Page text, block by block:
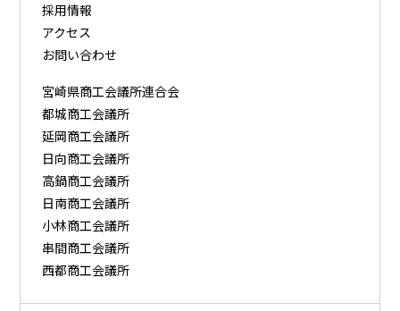
採用情報
アクセス
お問い合わせ
宮崎県商工会議所連合会
都城商工会議所
延岡商工会議所
日向商工会議所
高鍋商工会議所
日南商工会議所
小林商工会議所
串間商工会議所
西都商工会議所